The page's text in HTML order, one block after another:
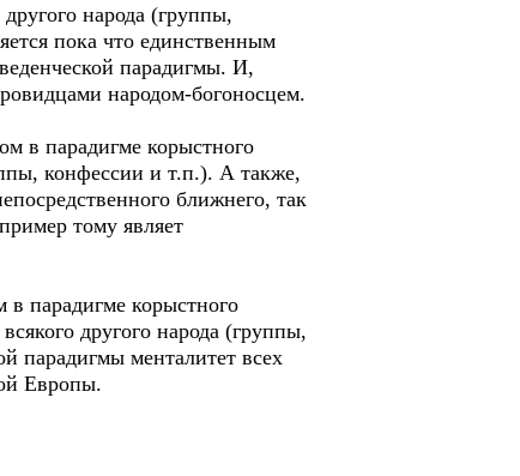
народа (группы,
пока что единственным
парадигмы. И,
народом-богоносцем.
в парадигме корыстного
конфессии и т.п.). А также,
ближнего, так
тому являет
парадигме корыстного
другого народа (группы,
парадигмы менталитет всех
Европы.